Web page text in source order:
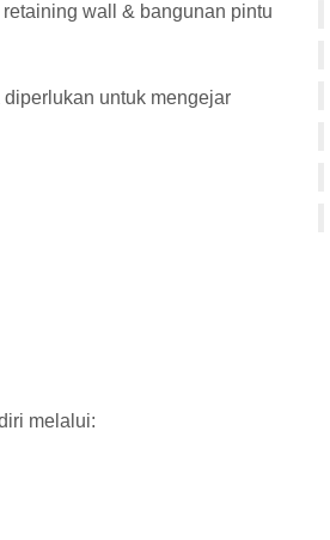
wall & bangunan pintu
untuk mengejar
melalui: